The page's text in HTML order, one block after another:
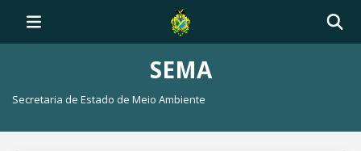
SEMA
Secretaria de Estado de Meio Ambiente